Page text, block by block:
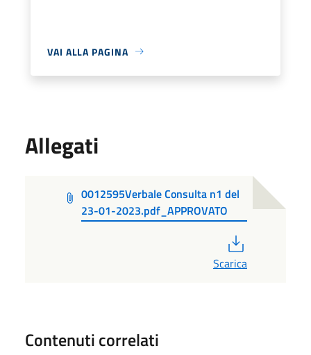
VAI ALLA PAGINA
Allegati
0012595Verbale Consulta n1 del
23-01-2023.pdf_APPROVATO
Scarica
Contenuti correlati